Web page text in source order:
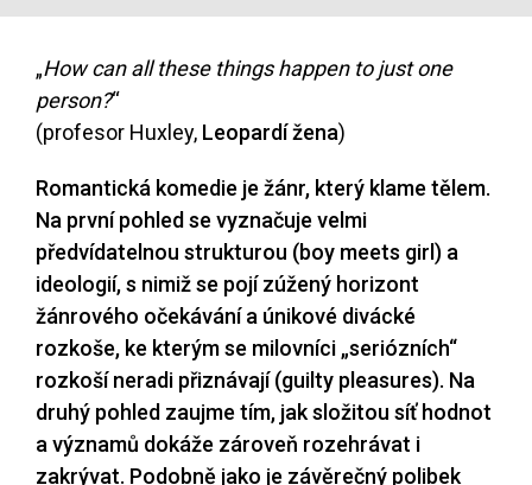
„How can all these things happen to just one
person?“
(profesor Huxley, Leopardí žena)
Romantická komedie je žánr, který klame tělem.
Na první pohled se vyznačuje velmi
předvídatelnou strukturou (boy meets girl) a
ideologií, s nimiž se pojí zúžený horizont
žánrového očekávání a únikové divácké
rozkoše, ke kterým se milovníci „seriózních“
rozkoší neradi přiznávají (guilty pleasures). Na
druhý pohled zaujme tím, jak složitou síť hodnot
a významů dokáže zároveň rozehrávat i
zakrývat. Podobně jako je závěrečný polibek